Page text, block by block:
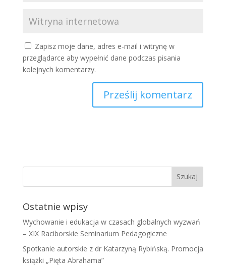
Zapisz moje dane, adres e-mail i witrynę w
przeglądarce aby wypełnić dane podczas pisania
kolejnych komentarzy.
Ostatnie wpisy
Wychowanie i edukacja w czasach globalnych wyzwań
– XIX Raciborskie Seminarium Pedagogiczne
Spotkanie autorskie z dr Katarzyną Rybińską. Promocja
książki „Pięta Abrahama”